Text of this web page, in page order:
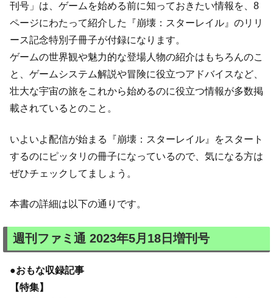
刊号」は、ゲームを始める前に知っておきたい情報を、8
ページにわたって紹介した『崩壊：スターレイル』のリリ
ース記念特別子冊子が付録になります。
ゲームの世界観や魅力的な登場人物の紹介はもちろんのこ
と、ゲームシステム解説や冒険に役立つアドバイスなど、
壮大な宇宙の旅をこれから始めるのに役立つ情報が多数掲
載されているとのこと。
いよいよ配信が始まる『崩壊：スターレイル』をスタート
するのにピッタリの冊子になっているので、気になる方は
ぜひチェックしてましょう。
本書の詳細は以下の通りです。
週刊ファミ通 2023年5月18日増刊号
●おもな収録記事
【特集】